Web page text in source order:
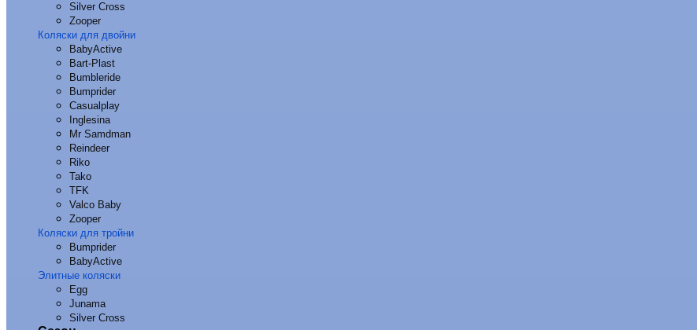
Silver Cross
Zooper
Коляски для двойни
BabyActive
Bart-Plast
Bumbleride
Bumprider
Casualplay
Inglesina
Mr Samdman
Reindeer
Riko
Tako
TFK
Valco Baby
Zooper
Коляски для тройни
Bumprider
BabyActive
Элитные коляски
Egg
Junama
Silver Cross